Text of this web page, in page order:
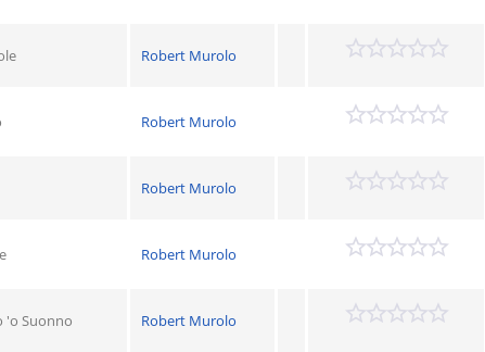
Robert Murolo
Robert Murolo
Robert Murolo
Robert Murolo
'o Suonno Robert Murolo